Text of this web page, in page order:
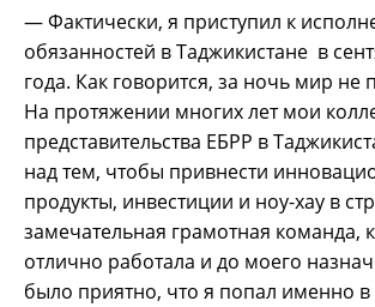
— Фактически, я приступил к
обязанностей в Таджикистане в
года. Как говорится, за ночь мир не
На протяжении многих лет мои
представительства ЕБРР в
над тем, чтобы привнести
продукты, инвестиции и ноу-хау в
замечательная грамотная команда,
отлично работала и до моего
было приятно, что я попал именно в